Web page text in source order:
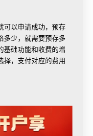
可以申请成功，预存
多少，就需要预存多
基础功能和收费的增
择，支付对应的费用